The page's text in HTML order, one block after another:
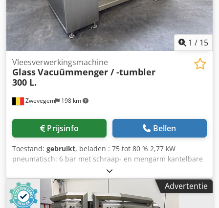
Mechanische dekselschuif Hydraulische hef- en
daalvoorziening voor vacuümtrommel Weegsysteem Stop-
scharnierarm Vacuüm, traploos en digitaal instelbaar
1 / 15
Zwevegem 198 km
Vleesverwerkingsmachine
GlassVacuümmenger / -tumbler
300 L.
Prijsinfo Bellen
Toestand: gebruikt, beladen : 75 tot 80 % 2,77 kW
pneumatisch: 6 bar met schraap- en mengarm kantelbare
drum Csdpfezgtq Tox Acwoha afmetingen (l x b x h) : ±
2.110 x 1.100 x 1.650 mm
Advertentie